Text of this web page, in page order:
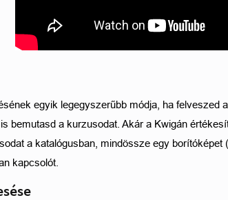
egyik legegyszerűbb módja, ha felveszed
bemutasd a kurzusodat. Akár a Kwigán
a katalógusban, mindössze egy
kapcsolót.